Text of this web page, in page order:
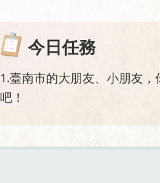
今日任務
1.臺南市的大朋友、小朋友
吧！